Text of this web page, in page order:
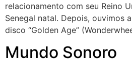
relacionamento com seu Reino
Senegal natal. Depois, ouvimos
disco “Golden Age”
Mundo Sonoro